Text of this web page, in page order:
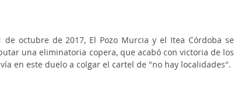
octubre de 2017, El Pozo Murcia y el Itea Córdoba se
una eliminatoria copera, que acabó con victoria de los
en este duelo a colgar el cartel de "no hay localidades".